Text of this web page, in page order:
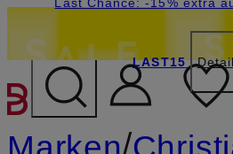
ZUM
LAST15
/